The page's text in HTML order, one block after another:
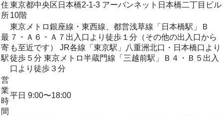
住
所
東京都中央区日本橋2-1-3 アーバンネット日本橋二丁目ビル
10階
最
寄
駅
東京メトロ銀座線・東西線、都営浅草線「日本橋駅」Ｂ
７・Ａ６・Ａ７出入口より徒歩１分（その他の出入口から
も至近です） JR各線「東京駅」八重洲北口・日本橋口より
徒歩５分 東京メトロ半蔵門線「三越前駅」Ｂ４・Ｂ５出入
口より徒歩３分
営
業
時
間
平日 9:00〜18:00